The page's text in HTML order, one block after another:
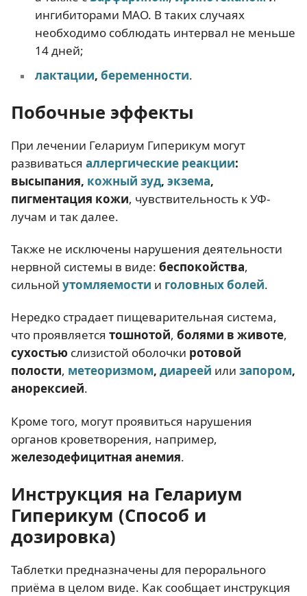
ингибиторами МАО. В таких случаях
необходимо соблюдать интервал не меньше
14 дней;
лактации, беременности.
Побочные эффекты
При лечении Гелариум Гиперикум могут
развиваться аллергические реакции:
высыпания, кожный зуд, экзема,
пигментация кожи, чувствительность к УФ-
лучам и так далее.
Также не исключены нарушения деятельности
нервной системы в виде: беспокойства,
сильной утомляемости и головных болей.
Нередко страдает пищеварительная система,
что проявляется тошнотой, болями в животе,
сухостью слизистой оболочки ротовой
полости, метеоризмом, диареей или запором,
анорексией.
Кроме того, могут проявиться нарушения
органов кроветворения, например,
железодефицитная анемия.
Инструкция на Гелариум
Гиперикум (Способ и
дозировка)
Таблетки предназначены для перорального
приёма в целом виде. Как сообщает инструкция